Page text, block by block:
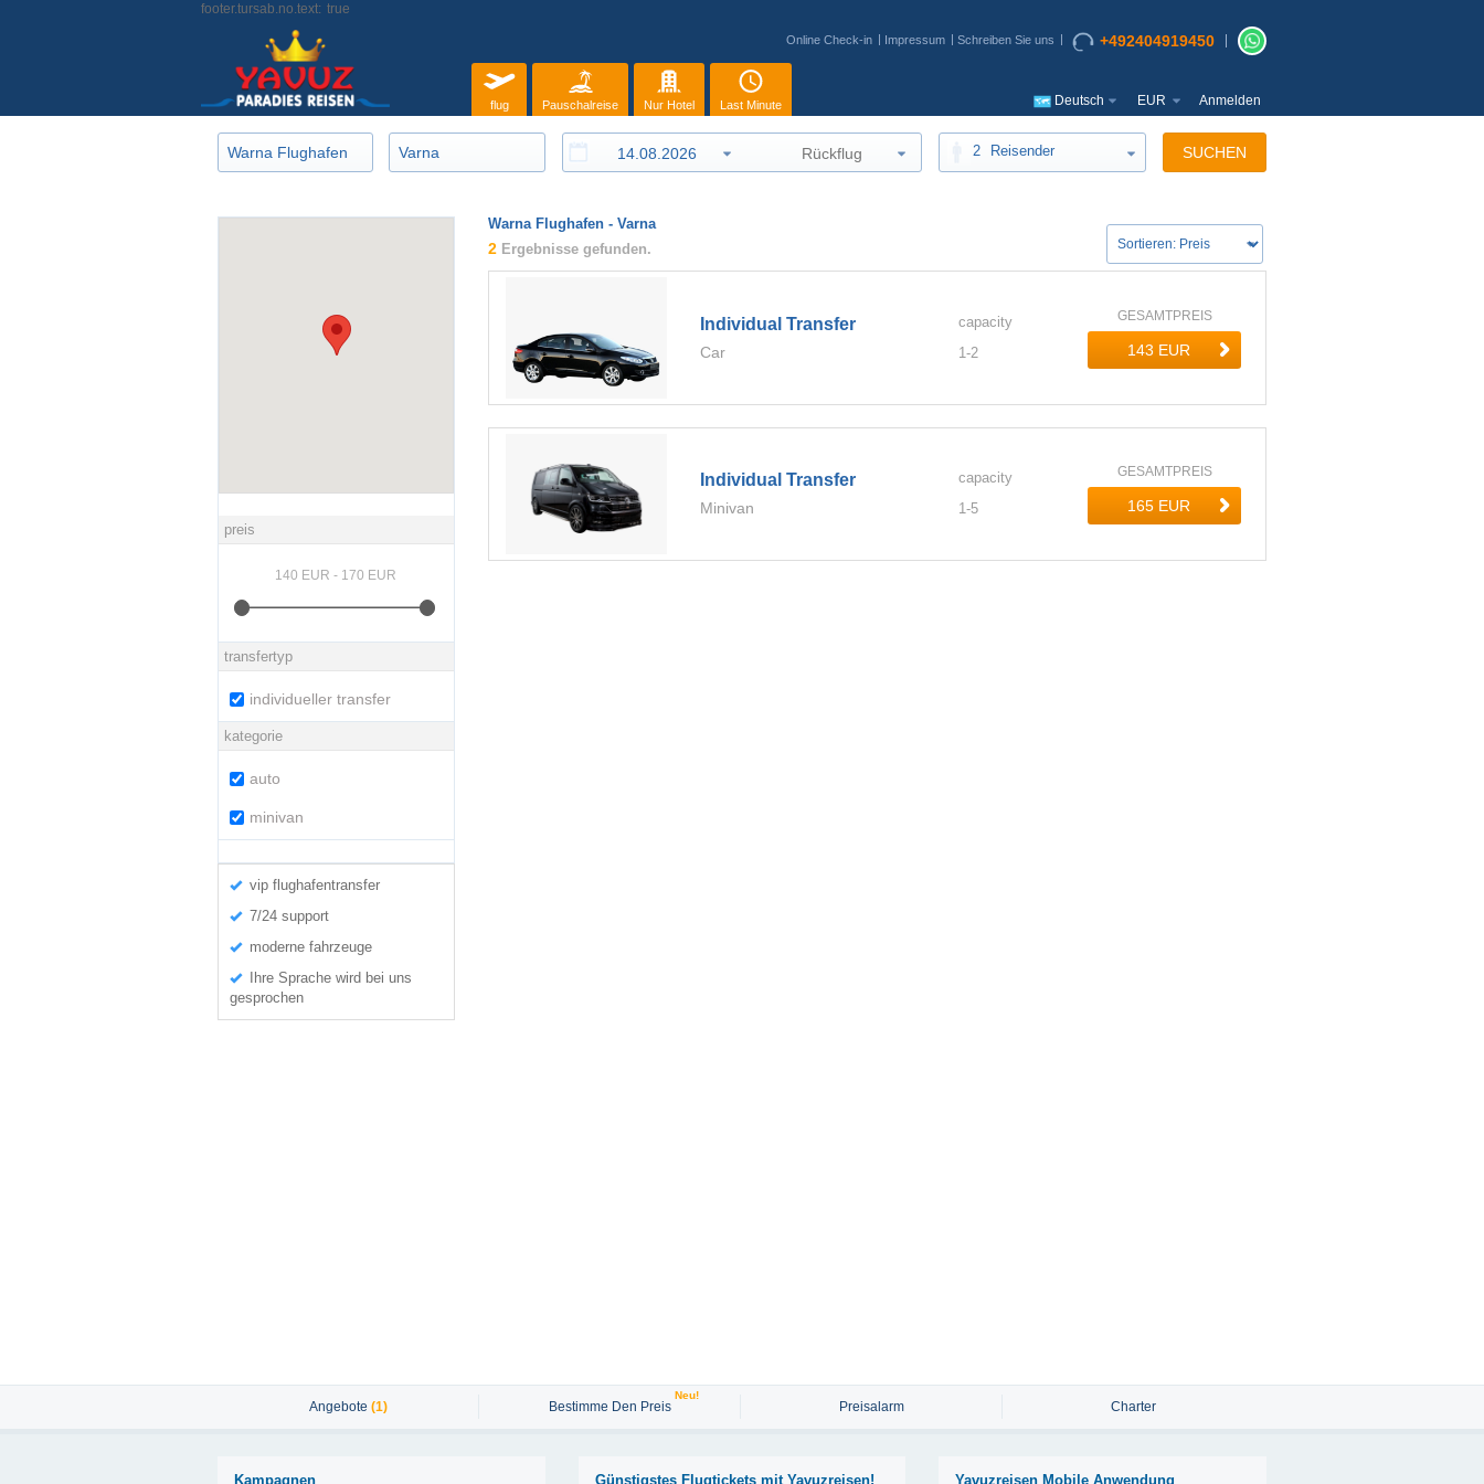
footer.tursab.no.text: true
Online Check-in Impressum Schreiben Sie uns +492404919450
flug Pauschalreise Nur Hotel Last Minute Deutsch EUR Anmelden
2 Reisender SUCHEN
preis
transfertyp
individueller transfer
kategorie
auto
minivan
vip flughafentransfer
7/24 support
moderne fahrzeuge
Ihre Sprache wird bei uns
gesprochen
Warna Flughafen - Varna
2 Ergebnisse gefunden.
Individual Transfer
Car
capacity
1-2
GESAMTPREIS
Individual Transfer
Minivan
capacity
1-5
GESAMTPREIS
Angebote (1) Bestimme Den Preis
Neu!
Preisalarm Charter
Kampagnen Günstigstes Flugtickets mit Yavuzreisen! Yavuzreisen Mobile Anwendung